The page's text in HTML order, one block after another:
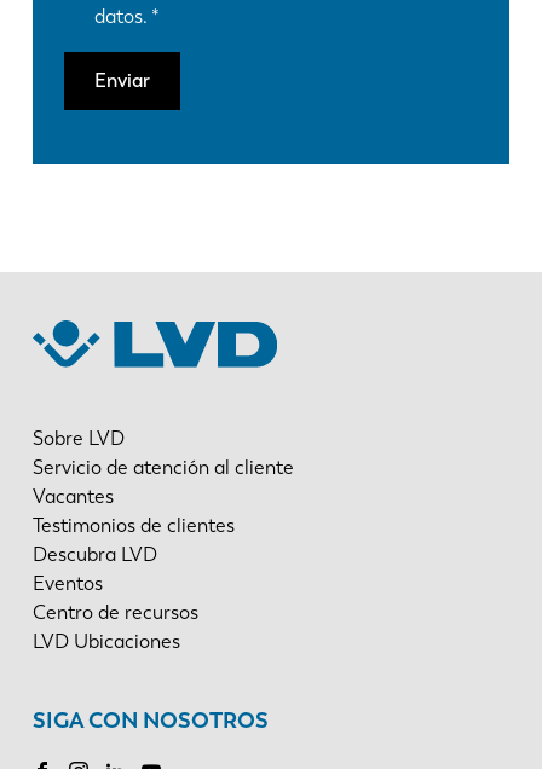
datos.
Enviar
Sobre LVD
Servicio de atención al cliente
Vacantes
Testimonios de clientes
Descubra LVD
Eventos
Centro de recursos
LVD Ubicaciones
SIGA CON NOSOTROS